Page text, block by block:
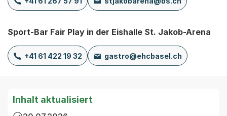
Sport-Bar Fair Play in der Eishalle St. Jakob-Arena
+41 61 422 19 32 gastro@ehcbasel.ch
Inhalt aktualisiert